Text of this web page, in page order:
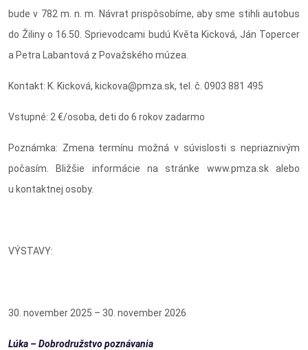
bude v 782 m. n. m. Návrat prispôsobíme, aby sme stihli autobus
do Žiliny o 16.50. Sprievodcami budú Květa Kicková, Ján Topercer
a Petra Labantová z Považského múzea.
Kontakt: K. Kicková, kickova@pmza.sk, tel. č. 0903 881 495
Vstupné: 2 €/osoba, deti do 6 rokov zadarmo
Poznámka: Zmena termínu možná v súvislosti s nepriaznivým
počasím. Bližšie informácie na stránke www.pmza.sk alebo
u kontaktnej osoby.
VÝSTAVY:
30. november 2025 – 30. november 2026
Lúka – Dobrodružstvo poznávania